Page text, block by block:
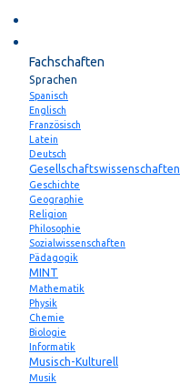
Fachschaften
Sprachen
Spanisch
Englisch
Französisch
Latein
Deutsch
Gesellschaftswissenschaften
Geschichte
Geographie
Religion
Philosophie
Sozialwissenschaften
Pädagogik
MINT
Mathematik
Physik
Chemie
Biologie
Informatik
Musisch-Kulturell
Musik